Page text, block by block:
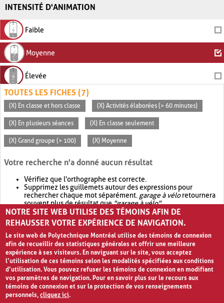
INTENSITÉ D'ANIMATION
Faible
Moyenne
Élevée
TOUTES LES FICHES (7)
(X) En classe et hors classe (X) Activités élaborées (> 60 minutes)
(X) En plusieurs séances (X) En classe seulement
(X) Grand groupe (> 100) (X) Moyenne
Votre recherche n'a donné aucun résultat
Vérifiez que l'orthographe est correcte.
Supprimez les guillemets autour des expressions pour
rechercher chaque mot séparément. garage à véloretournera
souvent plus de résultat que"garage à vélo".
Envisagez d'élargir votre recherche avec OR.garage OR vélo
retournera souvent plus de résultat quegarage à vélo
NOTRE SITE WEB UTILISE DES TÉMOINS AFIN DE
REHAUSSER VOTRE EXPÉRIENCE DE NAVIGATION.
Le site web de Polytechnique Montréal utilise des témoins de connexion
afin de recueillir des statistiques générales et offrir une meilleure
expérience à ses visiteurs. En naviguant sur le site, vous acceptez
l’utilisation de ces témoins selon les modalités spécifiées aux conditions
d’utilisation. Vous pouvez refuser les témoins de connexion en modifiant
vos paramètres de navigation. Pour en savoir plus sur le recours aux
témoins de connexion et sur la protection de vos renseignements
personnels,cliquez ici.